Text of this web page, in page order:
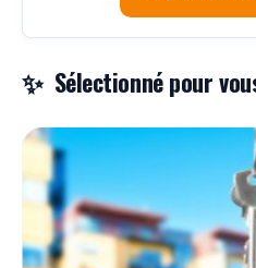
Sélectionné pour